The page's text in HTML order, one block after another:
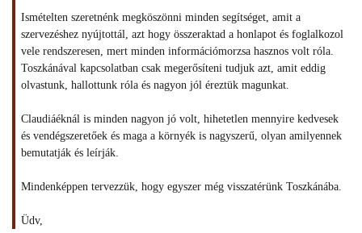
Ismételten szeretnénk megköszönni minden segítséget, amit a
szervezéshez nyújtottál, azt hogy összeraktad a honlapot és foglalkozol
vele rendszeresen, mert minden információmorzsa hasznos volt róla.
Toszkánával kapcsolatban csak megerősíteni tudjuk azt, amit eddig
olvastunk, hallottunk róla és nagyon jól éreztük magunkat.
Claudiáéknál is minden nagyon jó volt, hihetetlen mennyire kedvesek
és vendégszeretőek és maga a környék is nagyszerű, olyan amilyennek
bemutatják és leírják.
Mindenképpen tervezzük, hogy egyszer még visszatérünk Toszkánába.
Üdv,